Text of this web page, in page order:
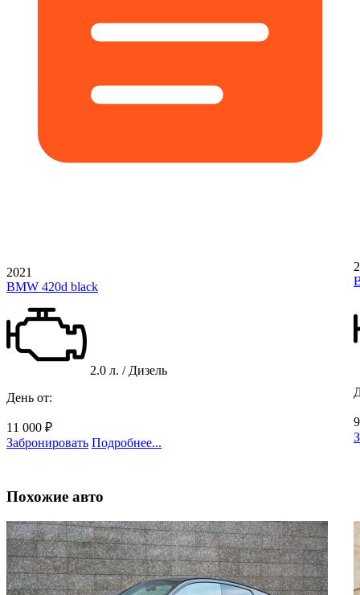
2021
BMW 420d black
2.0 л. / Дизель
День от:
11 000 ₽
Забронировать Подробнее...
Похожие авто